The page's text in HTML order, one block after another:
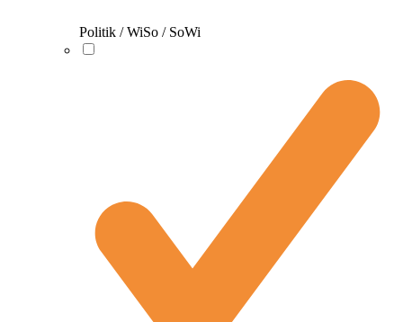
Politik / WiSo / SoWi